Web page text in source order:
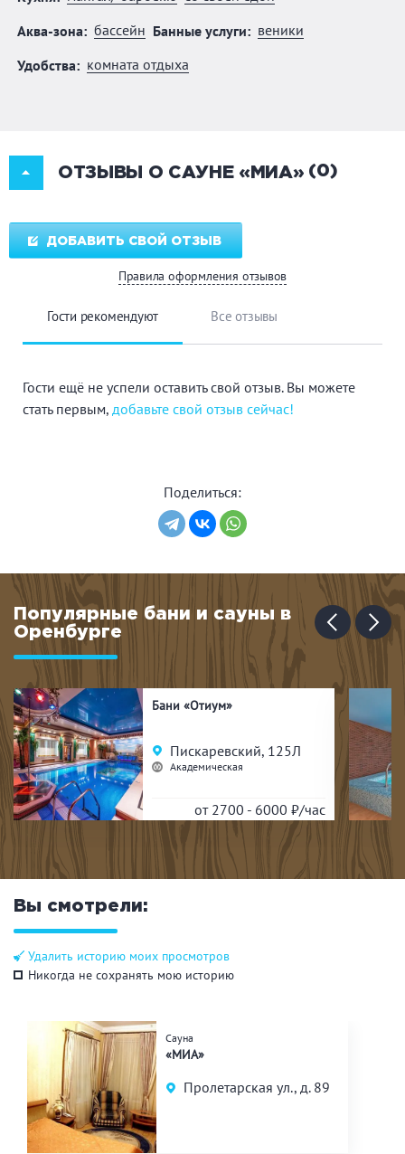
Аква-зона: бассейн Банные услуги: веники
Удобства: комната отдыха
ОТЗЫВЫ О САУНЕ «МИА» (0)
ДОБАВИТЬ СВОЙ ОТЗЫВ
Правила оформления отзывов
Гости рекомендуют Все отзывы
Гости ещё не успели оставить свой отзыв. Вы можете
стать первым, добавьте свой отзыв сейчас!
Поделиться:
Популярные бани и сауны в
Оренбурге
Бани «Отиум»
Пискаревский, 125Л
Академическая
от 2700 - 6000 ₽/час
Вы смотрели:
Удалить историю моих просмотров
Никогда не сохранять мою историю
Сауна
«МИА»
Пролетарская ул., д. 89